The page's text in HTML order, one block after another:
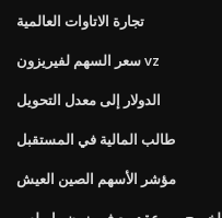
تجارة الاتاوات العالمية
سعر السهم لفيريزون vz
الدولار إلى معدل التحويل
طالب المالية في المستقبل
مؤشر الأسهم الصين العيش